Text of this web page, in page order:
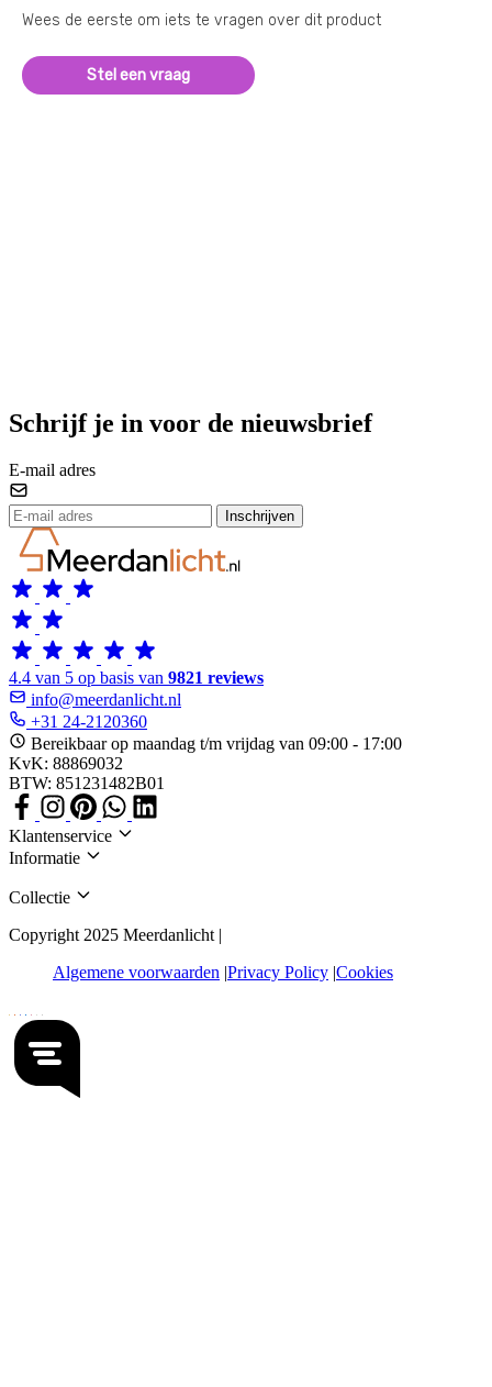
Wees de eerste om iets te vragen over dit product
Stel een vraag
Schrijf je in voor de nieuwsbrief
E-mail adres
Inschrijven
4.4 van 5 op basis van 9821 reviews
info@meerdanlicht.nl
+31 24-2120360
Bereikbaar op maandag t/m vrijdag van 09:00 - 17:00
KvK: 88869032
BTW: 851231482B01
Klantenservice
Informatie
Collectie
Copyright 2025 Meerdanlicht |
Algemene voorwaarden Privacy Policy Cookies